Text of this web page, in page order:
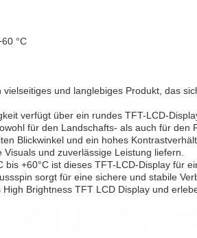
°C
und langlebiges Produkt, das
verfügt über ein rundes TFT-LCD-
für den Landschafts- als auch für den
Blickwinkel und ein hohes
und zuverlässige Leistung liefern.
bis +60°C ist dieses TFT-LCD-Display
sorgt für eine sichere und stabile
Brightness TFT LCD Display und